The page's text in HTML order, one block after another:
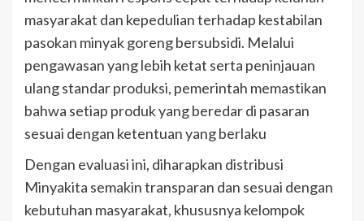
masyarakat dan kepedulian terhadap kestabilan
pasokan minyak goreng bersubsidi. Melalui
pengawasan yang lebih ketat serta peninjauan
ulang standar produksi, pemerintah memastikan
bahwa setiap produk yang beredar di pasaran
sesuai dengan ketentuan yang berlaku
Dengan evaluasi ini, diharapkan distribusi
Minyakita semakin transparan dan sesuai dengan
kebutuhan masyarakat, khususnya kelompok